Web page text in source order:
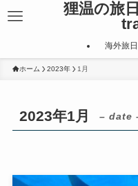
狸温の旅
海外旅
ホーム 2023年 1月
2023年1月 – date